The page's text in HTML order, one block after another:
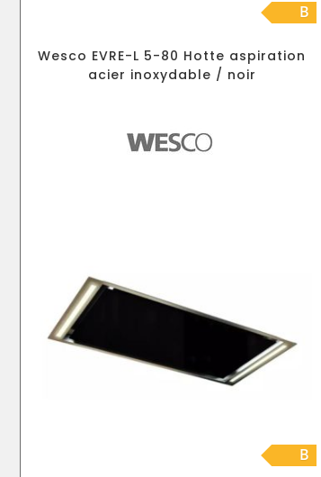
B
Wesco EVRE-L 5-80 Hotte aspiration
acier inoxydable / noir
B